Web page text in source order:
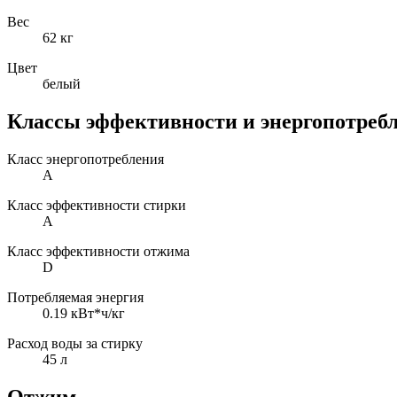
Вес
62 кг
Цвет
белый
Классы эффективности и
Класс энергопотребления
A
Класс эффективности стирки
A
Класс эффективности отжима
D
Потребляемая энергия
0.19 кВт*ч/кг
Расход воды за стирку
45 л